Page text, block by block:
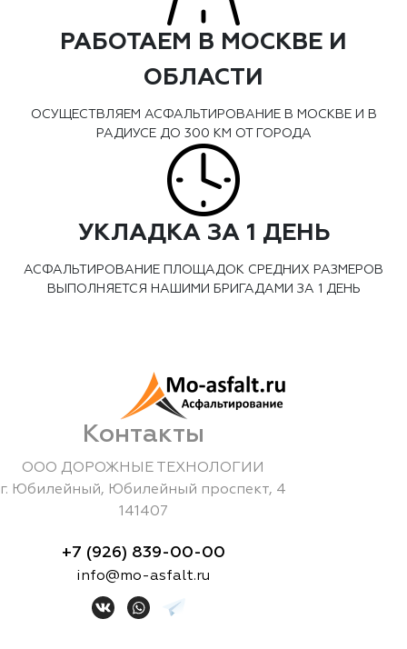
РАБОТАЕМ В МОСКВЕ И
ОБЛАСТИ
ОСУЩЕСТВЛЯЕМ АСФАЛЬТИРОВАНИЕ В МОСКВЕ И В
РАДИУСЕ ДО 300 КМ ОТ ГОРОДА
УКЛАДКА ЗА 1 ДЕНЬ
АСФАЛЬТИРОВАНИЕ ПЛОЩАДОК СРЕДНИХ РАЗМЕРОВ
ВЫПОЛНЯЕТСЯ НАШИМИ БРИГАДАМИ ЗА 1 ДЕНЬ
Контакты
ООО ДОРОЖНЫЕ ТЕХНОЛОГИИ
г. Юбилейный, Юбилейный проспект, 4
141407
+7 (926) 839-00-00
info@mo-asfalt.ru